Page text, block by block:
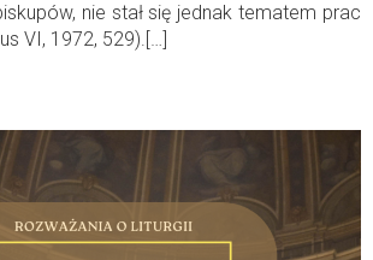
nie stał się jednak tematem prac
VI, 1972, 529).[…]